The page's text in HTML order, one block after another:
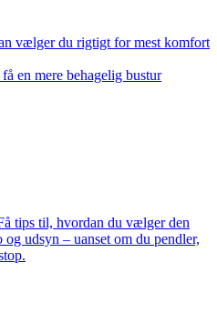
vælger du rigtigt for mest komfort
en mere behagelig bustur
tips til, hvordan du vælger den
udsyn – uanset om du pendler,